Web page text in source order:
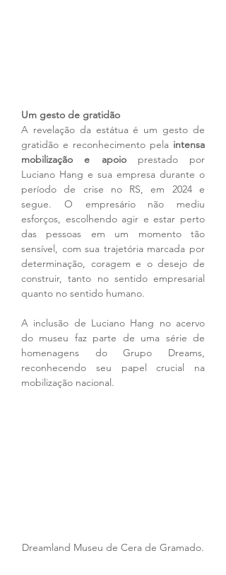
Um gesto de gratidão
A revelação da estátua é um gesto de
gratidão e reconhecimento pela intensa
mobilização e apoio prestado por
Luciano Hang e sua empresa durante o
período de crise no RS, em 2024 e
segue. O empresário não mediu
esforços, escolhendo agir e estar perto
das pessoas em um momento tão
sensível, com sua trajetória marcada por
determinação, coragem e o desejo de
construir, tanto no sentido empresarial
quanto no sentido humano.
A inclusão de Luciano Hang no acervo
do museu faz parte de uma série de
homenagens do Grupo Dreams,
reconhecendo seu papel crucial na
mobilização nacional.
Dreamland Museu de Cera de Gramado.